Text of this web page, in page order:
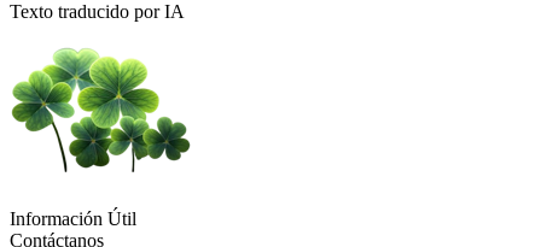
Texto traducido por IA
Información Útil
Contáctanos